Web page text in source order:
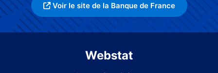
Voir le site de la Banque de France
Webstat